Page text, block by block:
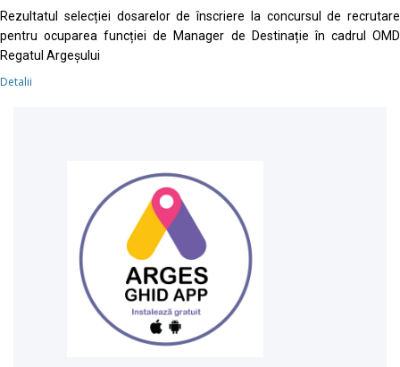
Rezultatul selecției dosarelor de înscriere la concursul de recrutare
pentru ocuparea funcției de Manager de Destinație în cadrul OMD
Regatul Argeșului
Detalii